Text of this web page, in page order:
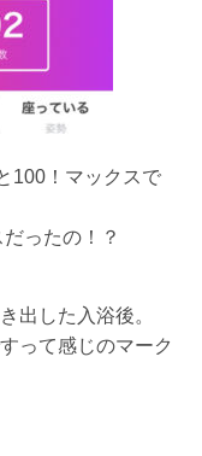
100！マックスで
ったの！？
出した入浴後。
って感じのマーク